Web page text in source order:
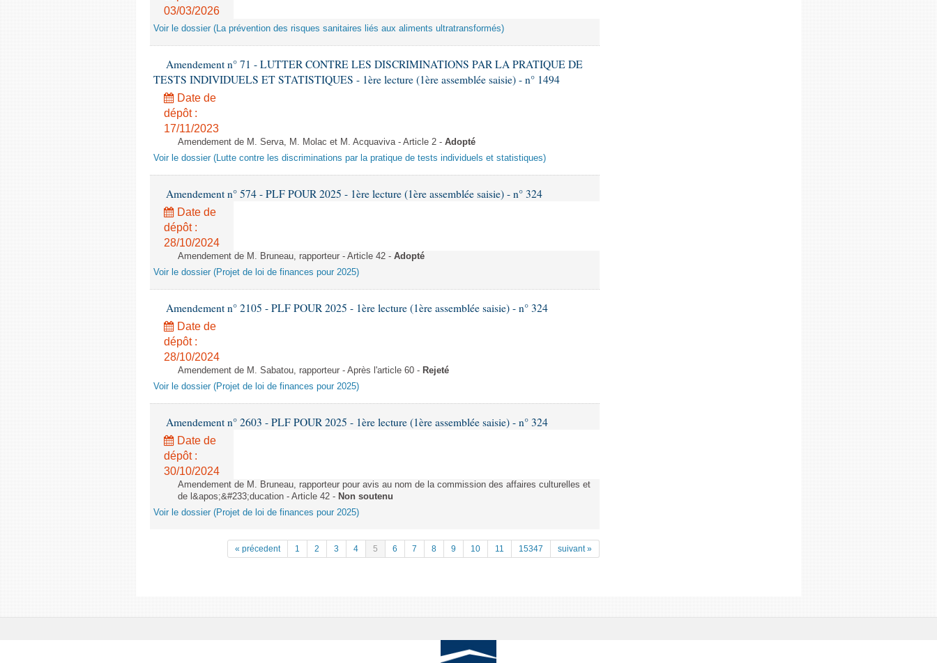
03/03/2026
Voir le dossier (La prévention des risques sanitaires liés aux aliments ultratransformés)
Amendement n° 71 - LUTTER CONTRE LES DISCRIMINATIONS PAR LA PRATIQUE DE
TESTS INDIVIDUELS ET STATISTIQUES - 1ère lecture (1ère assemblée saisie) - n° 1494
Date de
dépôt :
17/11/2023
Amendement de M. Serva, M. Molac et M. Acquaviva - Article 2 - Adopté
Voir le dossier (Lutte contre les discriminations par la pratique de tests individuels et statistiques)
Amendement n° 574 - PLF POUR 2025 - 1ère lecture (1ère assemblée saisie) - n° 324
Date de
dépôt :
28/10/2024
Amendement de M. Bruneau, rapporteur - Article 42 - Adopté
Voir le dossier (Projet de loi de finances pour 2025)
Amendement n° 2105 - PLF POUR 2025 - 1ère lecture (1ère assemblée saisie) - n° 324
Date de
dépôt :
28/10/2024
Amendement de M. Sabatou, rapporteur - Après l'article 60 - Rejeté
Voir le dossier (Projet de loi de finances pour 2025)
Amendement n° 2603 - PLF POUR 2025 - 1ère lecture (1ère assemblée saisie) - n° 324
Date de
dépôt :
30/10/2024
Amendement de M. Bruneau, rapporteur pour avis au nom de la commission des affaires culturelles et
de l&apos;&#233;ducation - Article 42 - Non soutenu
Voir le dossier (Projet de loi de finances pour 2025)
« précedent 1 2 3 4 5 6 7 8 9 10 11 15347 suivant »